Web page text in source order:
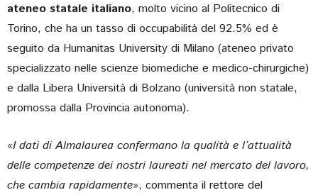
ateneo statale italiano, molto vicino al Politecnico di
Torino, che ha un tasso di occupabilità del 92.5% ed è
seguito da Humanitas University di Milano (ateneo privato
specializzato nelle scienze biomediche e medico-chirurgiche)
e dalla Libera Università di Bolzano (università non statale,
promossa dalla Provincia autonoma).
«I dati di Almalaurea confermano la qualità e l’attualità
delle competenze dei nostri laureati nel mercato del lavoro,
che cambia rapidamente», commenta il rettore del